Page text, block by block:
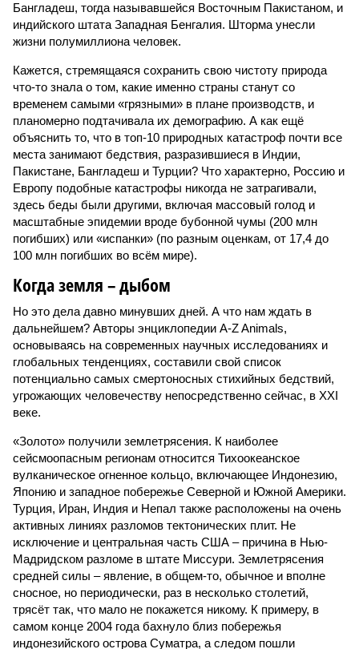
Бангладеш, тогда называвшейся Восточным Пакистаном, и
индийского штата Западная Бенгалия. Шторма унесли
жизни полумиллиона человек.
Кажется, стремящаяся сохранить свою чистоту природа
что-то знала о том, какие именно страны станут со
временем самыми «грязными» в плане производств, и
планомерно подтачивала их демографию. А как ещё
объяснить то, что в топ-10 природных катастроф почти все
места занимают бедствия, разразившиеся в Индии,
Пакистане, Бангладеш и Турции? Что характерно, Россию и
Европу подобные катастрофы никогда не затрагивали,
здесь беды были другими, включая массовый голод и
масштабные эпидемии вроде бубонной чумы (200 млн
погибших) или «испанки» (по разным оценкам, от 17,4 до
100 млн погибших во всём мире).
Когда земля – дыбом
Но это дела давно минувших дней. А что нам ждать в
дальнейшем? Авторы энциклопедии A-Z Animals,
основываясь на современных научных исследованиях и
глобальных тенденциях, составили свой список
потенциально самых смертоносных стихийных бедствий,
угрожающих человечеству непосредственно сейчас, в XXI
веке.
«Золото» получили землетрясения. К наиболее
сейсмоопасным регионам относится Тихоокеанское
вулканическое огненное кольцо, включающее Индонезию,
Японию и западное побережье Северной и Южной Америки.
Турция, Иран, Индия и Непал также расположены на очень
активных линиях разломов тектонических плит. Не
исключение и центральная часть США – причина в Нью-
Мадридском разломе в штате Миссури. Землетрясения
средней силы – явление, в общем-то, обычное и вполне
сносное, но периодически, раз в несколько столетий,
трясёт так, что мало не покажется никому. К примеру, в
самом конце 2004 года бахнуло близ побережья
индонезийского острова Суматра, а следом пошли